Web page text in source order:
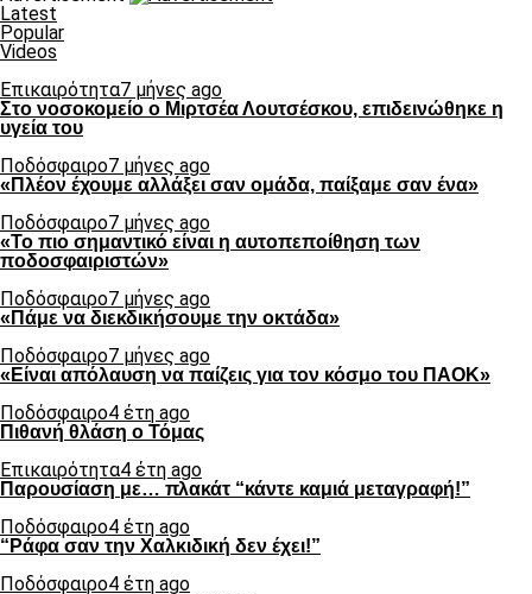
Latest
Popular
Videos
Επικαιρότητα7 μήνες ago
Στο νοσοκομείο ο Μιρτσέα Λουτσέσκου, επιδεινώθηκε η
υγεία του
Ποδόσφαιρο7 μήνες ago
«Πλέον έχουμε αλλάξει σαν ομάδα, παίξαμε σαν ένα»
Ποδόσφαιρο7 μήνες ago
«Το πιο σημαντικό είναι η αυτοπεποίθηση των
ποδοσφαιριστών»
Ποδόσφαιρο7 μήνες ago
«Πάμε να διεκδικήσουμε την οκτάδα»
Ποδόσφαιρο7 μήνες ago
«Είναι απόλαυση να παίζεις για τον κόσμο του ΠΑΟΚ»
Ποδόσφαιρο4 έτη ago
Πιθανή θλάση ο Τόμας
Επικαιρότητα4 έτη ago
Παρουσίαση με… πλακάτ “κάντε καμιά μεταγραφή!”
Ποδόσφαιρο4 έτη ago
“Ράφα σαν την Χαλκιδική δεν έχει!”
Ποδόσφαιρο4 έτη ago